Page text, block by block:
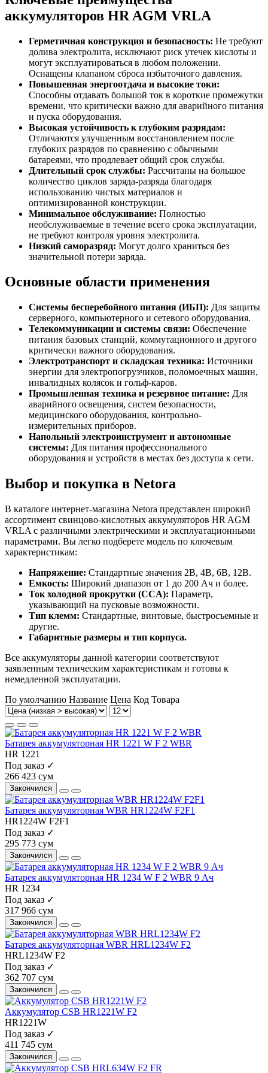
аккумуляторов HR AGM VRLA
Герметичная конструкция и безопасность: Не требуют
долива электролита, исключают риск утечек кислоты и
могут эксплуатироваться в любом положении.
Оснащены клапаном сброса избыточного давления.
Повышенная энергоотдача и высокие токи:
Способны отдавать большой ток в короткие промежутки
времени, что критически важно для аварийного питания
и пуска оборудования.
Высокая устойчивость к глубоким разрядам:
Отличаются улучшенным восстановлением после
глубоких разрядов по сравнению с обычными
батареями, что продлевает общий срок службы.
Длительный срок службы: Рассчитаны на большое
количество циклов заряда-разряда благодаря
использованию чистых материалов и
оптимизированной конструкции.
Минимальное обслуживание: Полностью
необслуживаемые в течение всего срока эксплуатации,
не требуют контроля уровня электролита.
Низкий саморазряд: Могут долго храниться без
значительной потери заряда.
Основные области применения
Системы бесперебойного питания (ИБП): Для защиты
серверного, компьютерного и сетевого оборудования.
Телекоммуникации и системы связи: Обеспечение
питания базовых станций, коммутационного и другого
критически важного оборудования.
Электротранспорт и складская техника: Источники
энергии для электропогрузчиков, поломоечных машин,
инвалидных колясок и гольф-каров.
Промышленная техника и резервное питание: Для
аварийного освещения, систем безопасности,
медицинского оборудования, контрольно-
измерительных приборов.
Напольный электроинструмент и автономные
системы: Для питания профессионального
оборудования и устройств в местах без доступа к сети.
Выбор и покупка в Netora
В каталоге интернет-магазина Netora представлен широкий
ассортимент свинцово-кислотных аккумуляторов HR AGM
VRLA с различными электрическими и эксплуатационными
параметрами. Вы легко подберете модель по ключевым
характеристикам:
Напряжение: Стандартные значения 2В, 4В, 6В, 12В.
Емкость: Широкий диапазон от 1 до 200 Ач и более.
Ток холодной прокрутки (CCA): Параметр,
указывающий на пусковые возможности.
Тип клемм: Стандартные, винтовые, быстросъемные и
другие.
Габаритные размеры и тип корпуса.
Все аккумуляторы данной категории соответствуют
заявленным техническим характеристикам и готовы к
немедленной эксплуатации.
По умолчанию Название Цена Код Товара
Батарея аккумуляторная HR 1221 W F 2 WBR
HR 1221
Под заказ ✓
266 423 сум
Закончился
Батарея аккумуляторная WBR HR1224W F2F1
HR1224W F2F1
Под заказ ✓
295 773 сум
Закончился
Батарея аккумуляторная HR 1234 W F 2 WBR 9 Ач
HR 1234
Под заказ ✓
317 966 сум
Закончился
Батарея аккумуляторная WBR HRL1234W F2
HRL1234W F2
Под заказ ✓
362 707 сум
Закончился
Аккумулятор CSB HR1221W F2
HR1221W
Под заказ ✓
411 745 сум
Закончился